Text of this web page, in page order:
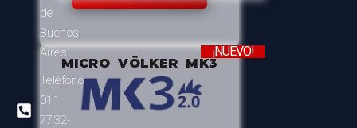
de
Buenos
Aires.
Teléfono:
011
7732-
MICRO VÖLKER MK3
¡NUEVO!